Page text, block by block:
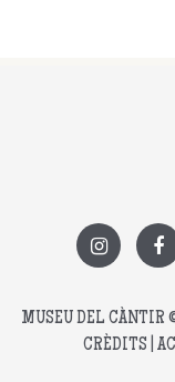
MUSEU DEL CÀNTIR
CRÈDITS